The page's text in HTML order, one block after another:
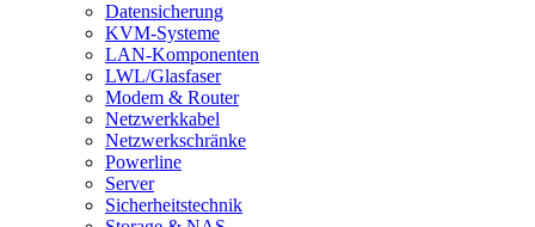
Datensicherung
KVM-Systeme
LAN-Komponenten
LWL/Glasfaser
Modem & Router
Netzwerkkabel
Netzwerkschränke
Powerline
Server
Sicherheitstechnik